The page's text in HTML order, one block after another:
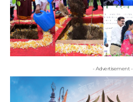
- Advertisement -